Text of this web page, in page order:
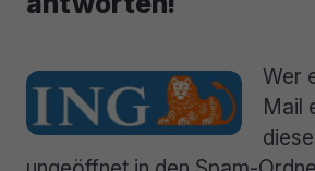
Wer
Mail